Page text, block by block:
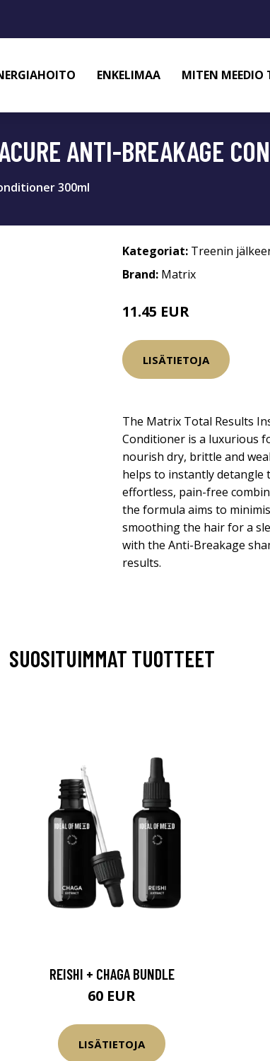
ENKELIMAA MITEN MEEDIO
ANTI-BREAKAGE
300ml
Kategoriat: Treenin
Brand: Matrix
11.45 EUR
LISÄTIETOJA
The Matrix Total Results
Conditioner is a luxurious
nourish dry, brittle and
helps to instantly
effortless, pain-free
the formula aims to
smoothing the hair for a
with the Anti-Breakage
results.
SUOSITUIMMAT TUOTTEET
REISHI + CHAGA BUNDLE
60 EUR
LISÄTIETOJA